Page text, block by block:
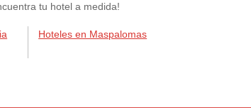
tu hotel a medida!
Hoteles en Maspalomas